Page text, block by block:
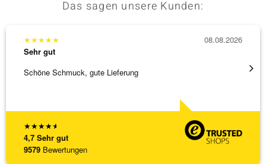
Das sagen unsere Kunden:
★★★★★
4,7 Sehr gut
9579 Bewertungen
★★★★★
Sehr gut
Schöne Schmuck, gute Lieferung
08.08.2026